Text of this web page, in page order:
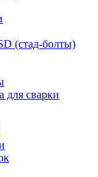
(стад-болты)
для сварки